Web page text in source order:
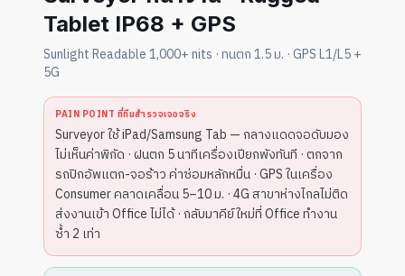
Tablet IP68 + GPS
Sunlight Readable 1,000+ nits · ทนตก 1.5 ม. · GPS L1/L5 +
5G
PAIN POINT ที่ทีมสำรวจเจอจริง
Surveyor ใช้ iPad/Samsung Tab — กลางแดดจอดับมอง
ไม่เห็นค่าพิกัด · ฝนตก 5 นาทีเครื่องเปียกพังทันที · ตกจาก
รถปิกอัพแตก-จอร้าว ค่าซ่อมหลักหมื่น · GPS ในเครื่อง
Consumer คลาดเคลื่อน 5–10 ม. · 4G สาขาห่างไกลไม่ติด
ส่งงานเข้า Office ไม่ได้ · กลับมาคีย์ใหม่ที่ Office ทำงาน
ซ้ำ 2 เท่า